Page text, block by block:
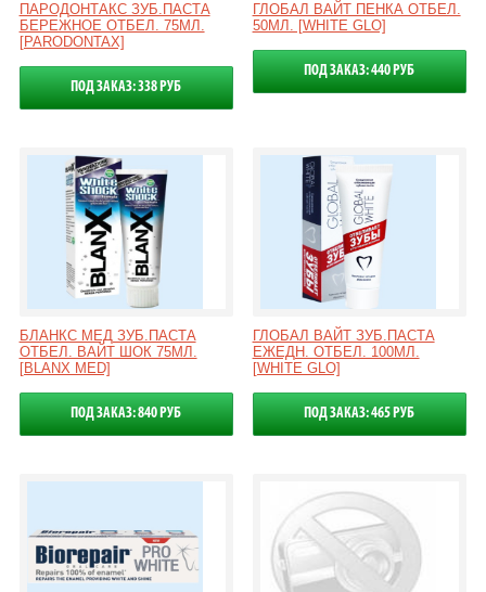
ПАРОДОНТАКС ЗУБ.ПАСТА
БЕРЕЖНОЕ ОТБЕЛ. 75МЛ.
[PARODONTAX]
ПОД ЗАКАЗ: 338 РУБ
ГЛОБАЛ ВАЙТ ПЕНКА ОТБЕЛ.
50МЛ. [WHITE GLO]
ПОД ЗАКАЗ: 440 РУБ
БЛАНКС МЕД ЗУБ.ПАСТА
ОТБЕЛ. ВАЙТ ШОК 75МЛ.
[BLANX MED]
ПОД ЗАКАЗ: 840 РУБ
ГЛОБАЛ ВАЙТ ЗУБ.ПАСТА
ЕЖЕДН. ОТБЕЛ. 100МЛ.
[WHITE GLO]
ПОД ЗАКАЗ: 465 РУБ